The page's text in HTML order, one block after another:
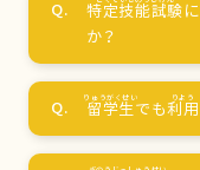
特定技能試験に
か？
留学生でも利用